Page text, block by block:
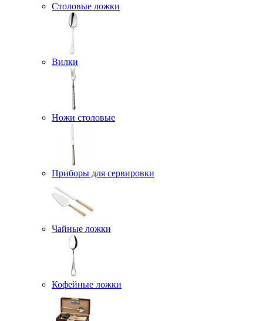
Столовые ложки
Вилки
Ножи столовые
Приборы для сервировки
Чайные ложки
Кофейные ложки